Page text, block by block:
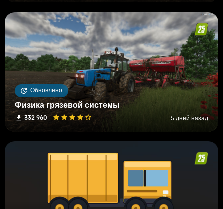
Обновлено
Физика грязевой системы
332 960 5 дней назад